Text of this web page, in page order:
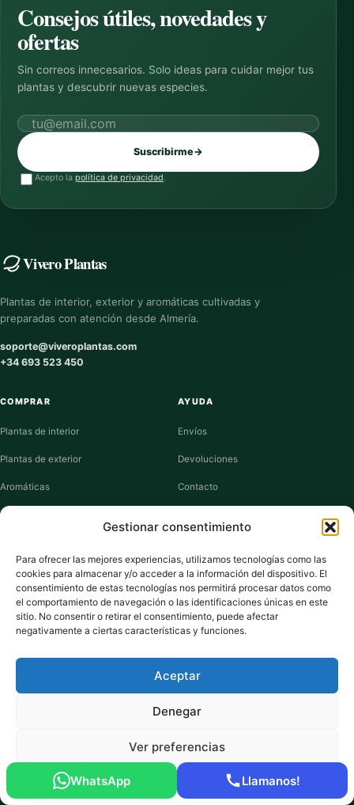
Gestionar consentimiento
Para ofrecer las mejores experiencias, utilizamos tecnologías como las
cookies para almacenar y/o acceder a la información del dispositivo. El
consentimiento de estas tecnologías nos permitirá procesar datos como
el comportamiento de navegación o las identificaciones únicas en este
sitio. No consentir o retirar el consentimiento, puede afectar
negativamente a ciertas características y funciones.
Aceptar
Denegar
Ver preferencias
Consejos útiles, novedades y
ofertas
Sin correos innecesarios. Solo ideas para cuidar mejor tus
plantas y descubrir nuevas especies.
Correo electrónico
Suscribirme→
Acepto la política de privacidad.
Vivero Plantas
Plantas de interior, exterior y aromáticas cultivadas y
preparadas con atención desde Almería.
soporte@viveroplantas.com
+34 693 523 450
COMPRAR
Plantas de interior
Plantas de exterior
Aromáticas
Suculentas
AYUDA
Envíos
Devoluciones
Contacto
VIVERO PLANTAS
Sobre nosotros
Puntos y recompensas
Cookies
Pago seguro: Tarjeta de Crédito / Débito Amazon Pay Klarna Link
© 2026 ViveroPlantas Online S.L. · NIF B27640622
WhatsApp Llamanos!